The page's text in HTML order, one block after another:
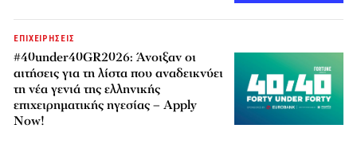
ΕΠΙΧΕΙΡΗΣΕΙΣ
#40under40GR2026: Άνοιξαν οι
αιτήσεις για τη λίστα που αναδεικνύει
τη νέα γενιά της ελληνικής
επιχειρηματικής ηγεσίας – Apply
Now!